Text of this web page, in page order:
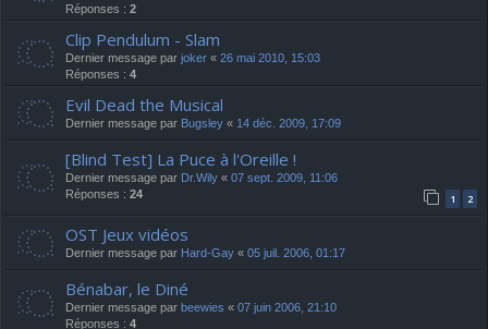
Réponses : 2
Clip Pendulum - Slam
Dernier message par joker « 26 mai 2010, 15:03
Réponses : 4
Evil Dead the Musical
Dernier message par Bugsley « 14 déc. 2009, 17:09
[Blind Test] La Puce à l'Oreille !
Dernier message par Dr.Wily « 07 sept. 2009, 11:06
Réponses : 24 1 2
OST Jeux vidéos
Dernier message par Hard-Gay « 05 juil. 2006, 01:17
Bénabar, le Diné
Dernier message par beewies « 07 juin 2006, 21:10
Réponses : 4